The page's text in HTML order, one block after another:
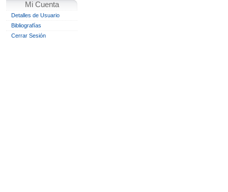
Mi Cuenta
Detalles de Usuario
Bibliografías
Cerrar Sesión